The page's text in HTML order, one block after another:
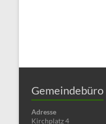
Gemeindebüro
Adresse
Kirchplatz 4